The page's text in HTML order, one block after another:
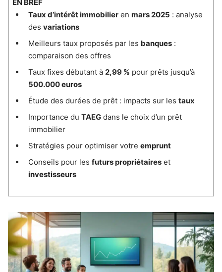
EN BREF
Taux d’intérêt immobilieren mars 2025 : analyse
des variations
Meilleurs taux proposés par les banques:
comparaison des offres
Taux fixes débutant à 2,99 % pour prêts jusqu’à
500.000 euros
Étude des durées de prêt : impacts sur les taux
Importance du TAEGdans le choix d’un prêt
immobilier
Stratégies pour optimiser votre emprunt
Conseils pour les futurs propriétaireset
investisseurs